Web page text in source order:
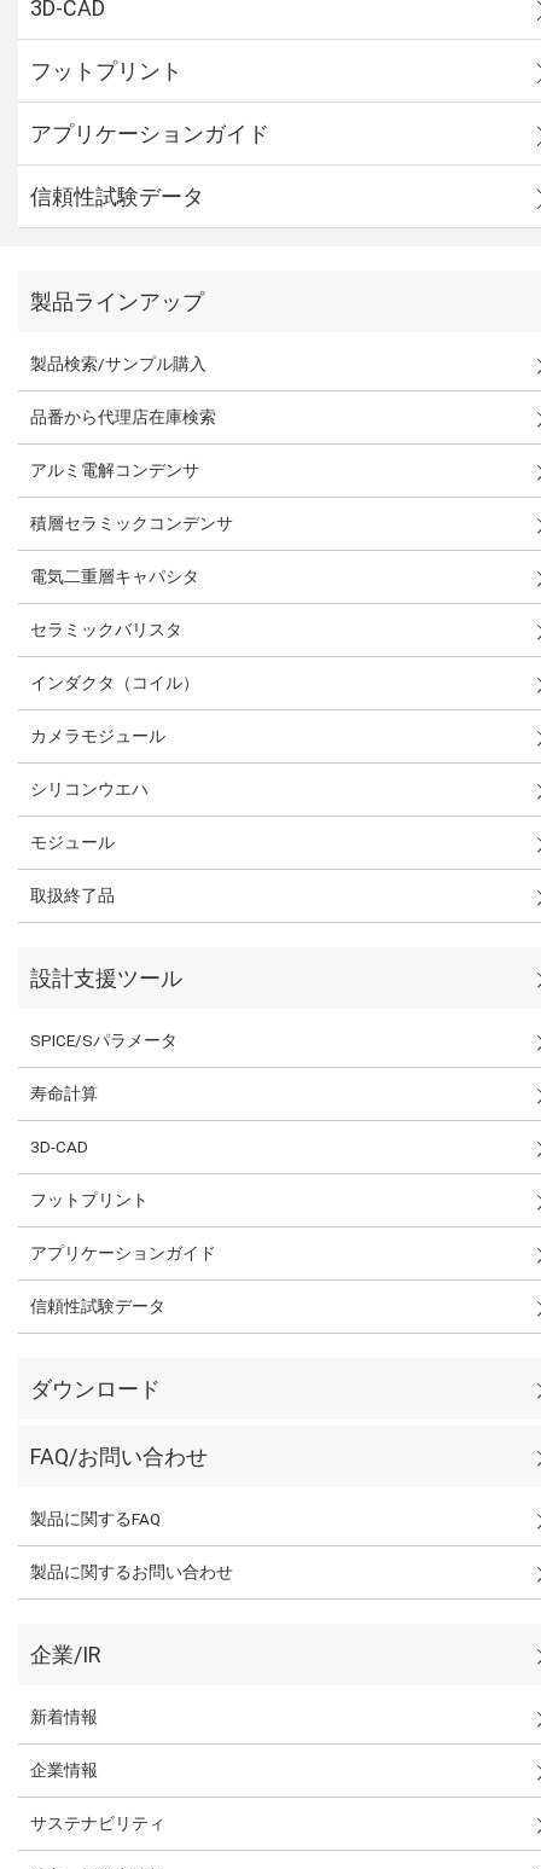
3D-CAD
フットプリント
アプリケーションガイド
信頼性試験データ
製品ラインアップ
製品検索/サンプル購入
品番から代理店在庫検索
アルミ電解コンデンサ
積層セラミックコンデンサ
電気二重層キャパシタ
セラミックバリスタ
インダクタ（コイル）
カメラモジュール
シリコンウエハ
モジュール
取扱終了品
設計支援ツール
SPICE/Sパラメータ
寿命計算
3D-CAD
フットプリント
アプリケーションガイド
信頼性試験データ
ダウンロード
FAQ/お問い合わせ
製品に関するFAQ
製品に関するお問い合わせ
企業/IR
新着情報
企業情報
サステナビリティ